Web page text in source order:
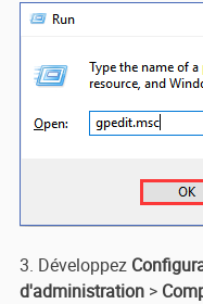
3. Développez
d'administration>